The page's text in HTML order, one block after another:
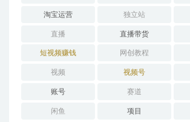
淘宝运营 独立站
直播 直播带货
短视频赚钱 网创教程
视频 视频号
账号 赛道
闲鱼 项目